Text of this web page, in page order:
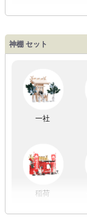
盆提灯一万円
以内
神棚 セット
一社
稲荷